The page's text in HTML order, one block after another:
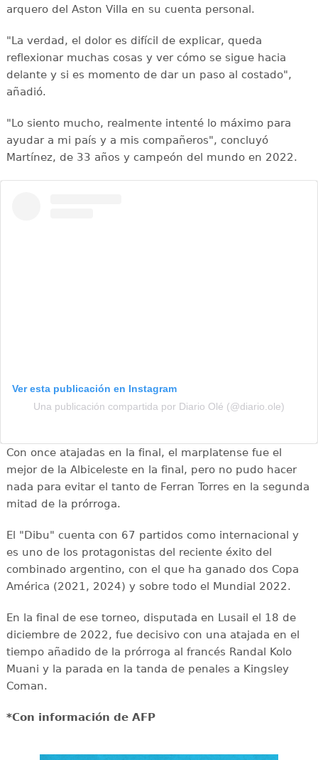
arquero del Aston Villa en su cuenta personal.
"La verdad, el dolor es difícil de explicar, queda
reflexionar muchas cosas y ver cómo se sigue hacia
delante y si es momento de dar un paso al costado",
añadió.
"Lo siento mucho, realmente intenté lo máximo para
ayudar a mi país y a mis compañeros", concluyó
Martínez, de 33 años y campeón del mundo en 2022.
Ver esta publicación en Instagram
Una publicación compartida por Diario Olé (@diario.ole)
Con once atajadas en la final, el marplatense fue el
mejor de la Albiceleste en la final, pero no pudo hacer
nada para evitar el tanto de Ferran Torres en la segunda
mitad de la prórroga.
El "Dibu" cuenta con 67 partidos como internacional y
es uno de los protagonistas del reciente éxito del
combinado argentino, con el que ha ganado dos Copa
América (2021, 2024) y sobre todo el Mundial 2022.
En la final de ese torneo, disputada en Lusail el 18 de
diciembre de 2022, fue decisivo con una atajada en el
tiempo añadido de la prórroga al francés Randal Kolo
Muani y la parada en la tanda de penales a Kingsley
Coman.
*Con información de AFP